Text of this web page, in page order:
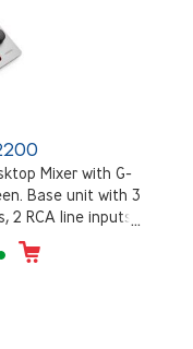
Mixer with G-
Base unit with 3
2 RCA line inputs, 3
DANTE, GPIO's